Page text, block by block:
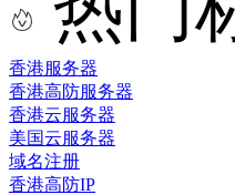
香港服务器
香港高防服务器
香港云服务器
美国云服务器
域名注册
香港高防IP